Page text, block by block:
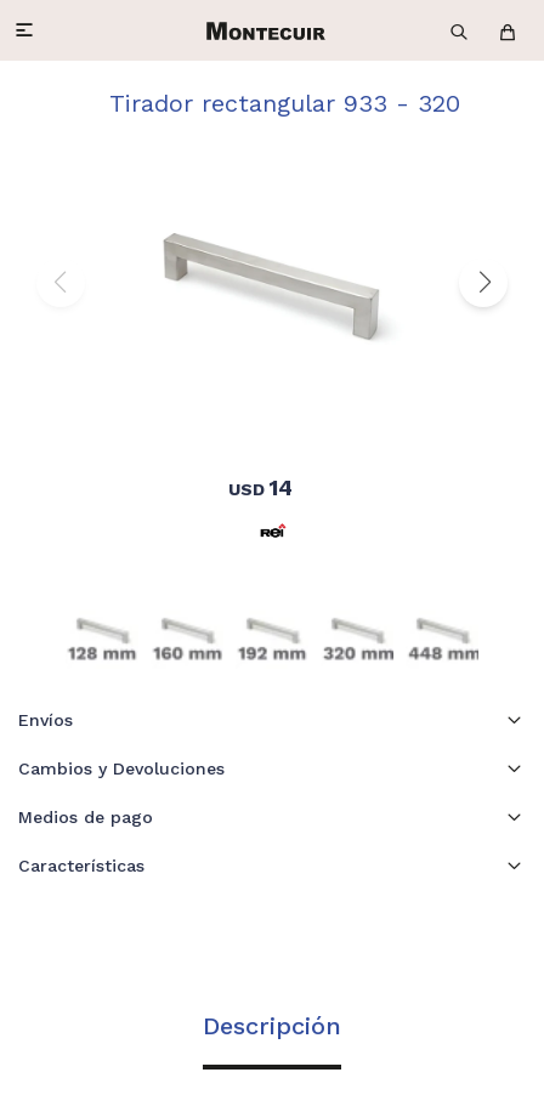

Tirador rectangular 933 - 320
USD 14
Envíos
Cambios y Devoluciones
Medios de pago
Características
Descripción